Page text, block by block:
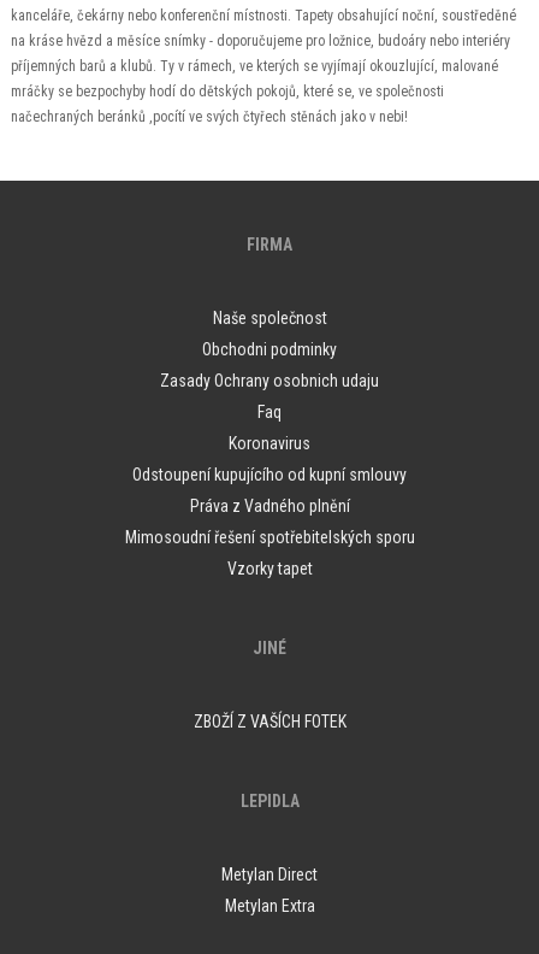
kanceláře, čekárny nebo konferenční místnosti. Tapety obsahující noční, soustředěné
na kráse hvězd a měsíce snímky - doporučujeme pro ložnice, budoáry nebo interiéry
příjemných barů a klubů. Ty v rámech, ve kterých se vyjímají okouzlující, malované
mráčky se bezpochyby hodí do dětských pokojů, které se, ve společnosti
načechraných beránků ,pocítí ve svých čtyřech stěnách jako v nebi!
FIRMA
Naše společnost
Obchodni podminky
Zasady Ochrany osobnich udaju
Faq
Koronavirus
Odstoupení kupujícího od kupní smlouvy
Práva z Vadného plnění
Mimosoudní řešení spotřebitelských sporu
Vzorky tapet
JINÉ
ZBOŽÍ Z VAŠÍCH FOTEK
LEPIDLA
Metylan Direct
Metylan Extra